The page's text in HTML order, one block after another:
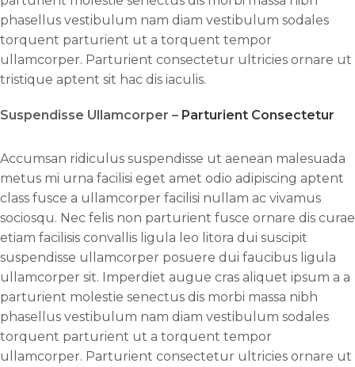
phasellus vestibulum nam diam vestibulum sodales
torquent parturient ut a torquent tempor
ullamcorper. Parturient consectetur ultricies ornare ut
tristique aptent sit hac dis iaculis.
Suspendisse Ullamcorper – Parturient Consectetur
Accumsan ridiculus suspendisse ut aenean malesuada
metus mi urna facilisi eget amet odio adipiscing aptent
class fusce a ullamcorper facilisi nullam ac vivamus
sociosqu. Nec felis non parturient fusce ornare dis curae
etiam facilisis convallis ligula leo litora dui suscipit
suspendisse ullamcorper posuere dui faucibus ligula
ullamcorper sit. Imperdiet augue cras aliquet ipsum a a
parturient molestie senectus dis morbi massa nibh
phasellus vestibulum nam diam vestibulum sodales
torquent parturient ut a torquent tempor
ullamcorper. Parturient consectetur ultricies ornare ut